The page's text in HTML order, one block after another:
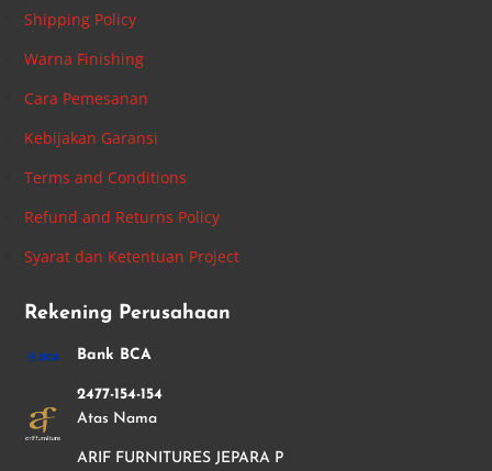
Shipping Policy
Warna Finishing
Cara Pemesanan
Kebijakan Garansi
Terms and Conditions
Refund and Returns Policy
Syarat dan Ketentuan Project
Rekening Perusahaan
Bank BCA
2477-154-154
Atas Nama
ARIF FURNITURES JEPARA P